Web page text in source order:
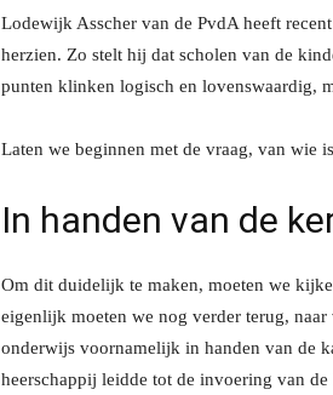
Lodewijk Asscher van de PvdA heeft recent
herzien. Zo stelt hij dat scholen van de
punten klinken logisch en lovenswaardig,
Laten we beginnen met de vraag, van wie
In handen van de
Om dit duidelijk te maken, moeten we
eigenlijk moeten we nog verder terug,
onderwijs voornamelijk in handen van de
heerschappij leidde tot de invoering van